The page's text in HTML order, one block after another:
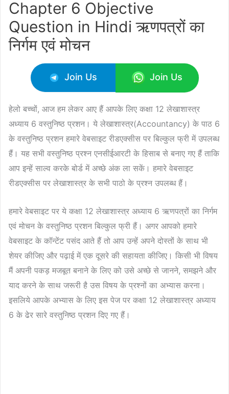
Chapter 6 Objective
Question in Hindi ऋणपत्रों का
निर्गम एवं मोचन
Join Us Join Us
हेलो बच्चों, आज हम लेकर आए हैं आपके लिए कक्षा 12 लेखाशास्त्र
अध्याय 6 वस्तुनिष्ठ प्रशन। ये लेखाशास्त्र(Accountancy) के पाठ 6
के वस्तुनिष्ठ प्रशन हमारे वेबसाइट रीडएक्सीस पर बिल्कुल फ्री में उपलब्ध
हैं। यह सभी वस्तुनिष्ठ प्रश्न एनसीईआरटी के हिसाब से बनाए गए हैं ताकि
आप इन्हें साल्व करके बोर्ड में अच्छे अंक ला सकें। हमारे वेबसाइट
रीडएक्सीस पर लेखाशास्त्र के सभी पाठो के प्रश्न उपलब्ध हैं।
हमारे वेबसाइट पर ये कक्षा 12 लेखाशास्त्र अध्याय 6 ऋणपत्रों का निर्गम
एवं मोचन के वस्तुनिष्ठ प्रशन बिल्कुल फ्री हैं। अगर आपको हमारे
वेबसाइट के कॉन्टेंट पसंद आते हैं तो आप उन्हें अपने दोस्तों के साथ भी
शेयर कीजिए और पढ़ाई में एक दूसरे की सहायता कीजिए। किसी भी विषय
मैं अपनी पकड़ मजबूत बनाने के लिए को उसे अच्छे से जानने, समझने और
याद करने के साथ जरूरी है उस विषय के प्रश्नों का अभ्यास करना।
इसलिये आपके अभ्यास के लिए इस पेज पर कक्षा 12 लेखाशास्त्र अध्याय
6 के ढेर सारे वस्तुनिष्ठ प्रशन दिए गए हैं‍।